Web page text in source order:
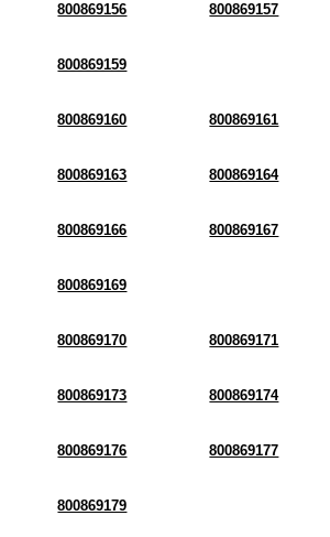
800869156 800869157
800869159
800869160 800869161
800869163 800869164
800869166 800869167
800869169
800869170 800869171
800869173 800869174
800869176 800869177
800869179